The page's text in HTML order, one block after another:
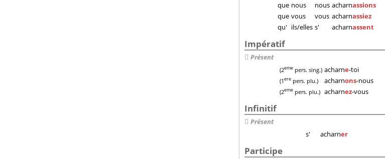
que nous nous acharnassions
que vous vous acharnassiez
qu' ils/elles s' acharnassent
Impératif
Présent
(2eme pers. sing.) acharne-toi
(1ere pers. plu.) acharnons-nous
(2eme pers. plu.) acharnez-vous
Infinitif
Présent
s'
acharner
Participe